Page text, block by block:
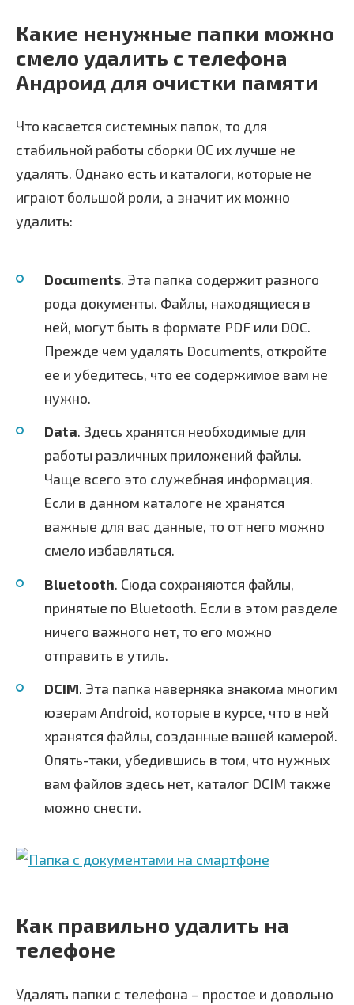
Какие ненужные папки можно
смело удалить с телефона
Андроид для очистки памяти
Что касается системных папок, то для
стабильной работы сборки ОС их лучше не
удалять. Однако есть и каталоги, которые не
играют большой роли, а значит их можно
удалить:
Documents. Эта папка содержит разного
рода документы. Файлы, находящиеся в
ней, могут быть в формате PDF или DOC.
Прежде чем удалять Documents, откройте
ее и убедитесь, что ее содержимое вам не
нужно.
Data. Здесь хранятся необходимые для
работы различных приложений файлы.
Чаще всего это служебная информация.
Если в данном каталоге не хранятся
важные для вас данные, то от него можно
смело избавляться.
Bluetooth. Сюда сохраняются файлы,
принятые по Bluetooth. Если в этом разделе
ничего важного нет, то его можно
отправить в утиль.
DCIM. Эта папка наверняка знакома многим
юзерам Android, которые в курсе, что в ней
хранятся файлы, созданные вашей камерой.
Опять-таки, убедившись в том, что нужных
вам файлов здесь нет, каталог DCIM также
можно снести.
Как правильно удалить на
телефоне
Удалять папки с телефона – простое и довольно